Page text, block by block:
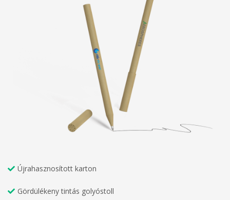
Újrahasznosított karton
Gördülékeny tintás golyóstoll